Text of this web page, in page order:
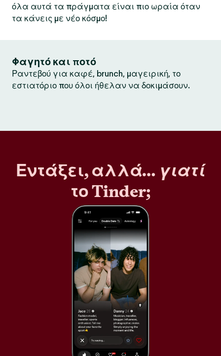
όλα αυτά τα πράγματα είναι πιο ωραία όταν
τα κάνεις με νέο κόσμο!
Φαγητό και ποτό
Ραντεβού για καφέ, brunch, μαγειρική, το
εστιατόριο που όλοι ήθελαν να δοκιμάσουν.
Εντάξει, αλλά… γιατί
το Tinder;